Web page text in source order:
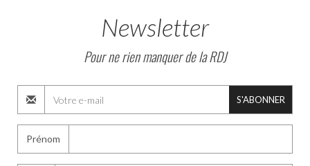
Newsletter
Pour ne rien manquer de la RDJ
S'ABONNER
Prénom